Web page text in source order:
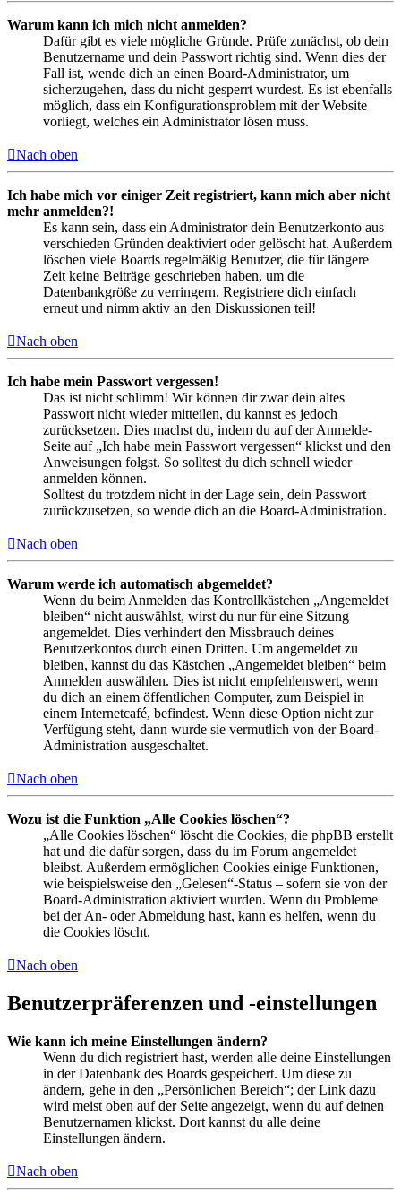
Warum kann ich mich nicht anmelden?
Dafür gibt es viele mögliche Gründe. Prüfe zunächst, ob dein
Benutzername und dein Passwort richtig sind. Wenn dies der
Fall ist, wende dich an einen Board-Administrator, um
sicherzugehen, dass du nicht gesperrt wurdest. Es ist ebenfalls
möglich, dass ein Konfigurationsproblem mit der Website
vorliegt, welches ein Administrator lösen muss.
Nach oben
Ich habe mich vor einiger Zeit registriert, kann mich aber nicht
mehr anmelden?!
Es kann sein, dass ein Administrator dein Benutzerkonto aus
verschieden Gründen deaktiviert oder gelöscht hat. Außerdem
löschen viele Boards regelmäßig Benutzer, die für längere
Zeit keine Beiträge geschrieben haben, um die
Datenbankgröße zu verringern. Registriere dich einfach
erneut und nimm aktiv an den Diskussionen teil!
Nach oben
Ich habe mein Passwort vergessen!
Das ist nicht schlimm! Wir können dir zwar dein altes
Passwort nicht wieder mitteilen, du kannst es jedoch
zurücksetzen. Dies machst du, indem du auf der Anmelde-
Seite auf „Ich habe mein Passwort vergessen“ klickst und den
Anweisungen folgst. So solltest du dich schnell wieder
anmelden können.
Solltest du trotzdem nicht in der Lage sein, dein Passwort
zurückzusetzen, so wende dich an die Board-Administration.
Nach oben
Warum werde ich automatisch abgemeldet?
Wenn du beim Anmelden das Kontrollkästchen „Angemeldet
bleiben“ nicht auswählst, wirst du nur für eine Sitzung
angemeldet. Dies verhindert den Missbrauch deines
Benutzerkontos durch einen Dritten. Um angemeldet zu
bleiben, kannst du das Kästchen „Angemeldet bleiben“ beim
Anmelden auswählen. Dies ist nicht empfehlenswert, wenn
du dich an einem öffentlichen Computer, zum Beispiel in
einem Internetcafé, befindest. Wenn diese Option nicht zur
Verfügung steht, dann wurde sie vermutlich von der Board-
Administration ausgeschaltet.
Nach oben
Wozu ist die Funktion „Alle Cookies löschen“?
„Alle Cookies löschen“ löscht die Cookies, die phpBB erstellt
hat und die dafür sorgen, dass du im Forum angemeldet
bleibst. Außerdem ermöglichen Cookies einige Funktionen,
wie beispielsweise den „Gelesen“-Status – sofern sie von der
Board-Administration aktiviert wurden. Wenn du Probleme
bei der An- oder Abmeldung hast, kann es helfen, wenn du
die Cookies löscht.
Nach oben
Benutzerpräferenzen und -einstellungen
Wie kann ich meine Einstellungen ändern?
Wenn du dich registriert hast, werden alle deine Einstellungen
in der Datenbank des Boards gespeichert. Um diese zu
ändern, gehe in den „Persönlichen Bereich“; der Link dazu
wird meist oben auf der Seite angezeigt, wenn du auf deinen
Benutzernamen klickst. Dort kannst du alle deine
Einstellungen ändern.
Nach oben